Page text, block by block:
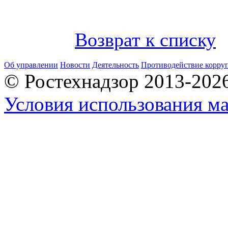
Возврат к списку
Об управлении Новости Деятельность Противодействие
© Ростехнадзор 2013-
Условия использования